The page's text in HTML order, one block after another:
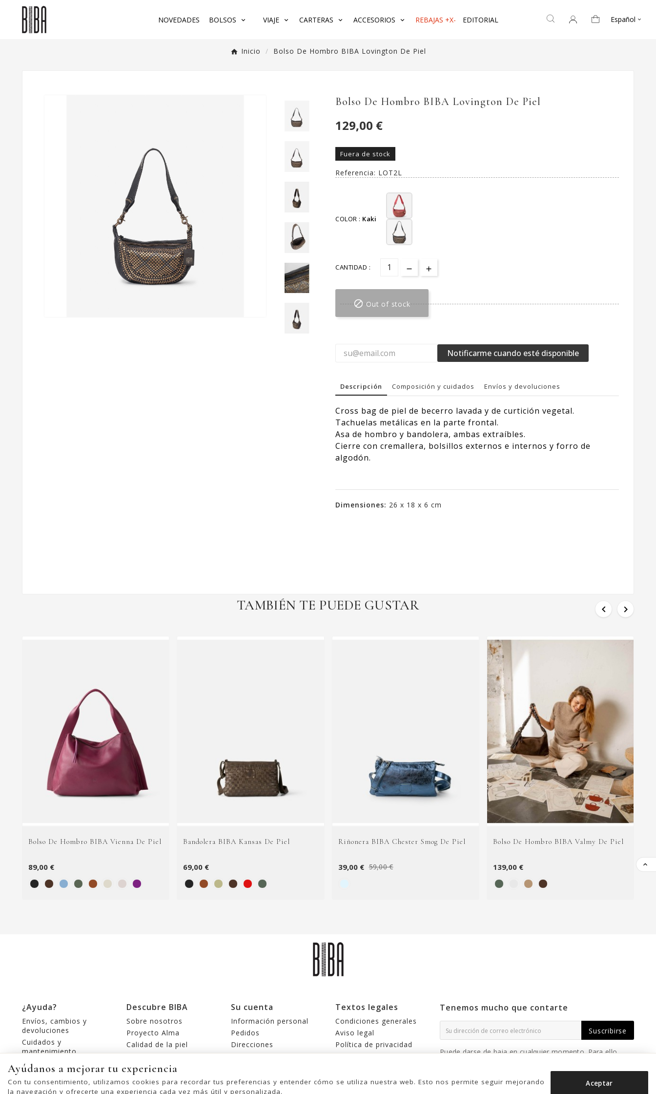
NOVEDADES BOLSOS VIAJE CARTERAS ACCESORIOS REBAJAS +X- EDITORIAL Español 
Inicio Bolso De Hombro BIBA Lovington De Piel
Bolso De Hombro BIBA Lovington De Piel
129,00 €
Fuera de stock
Referencia: LOT2L
COLOR : Kaki
CANTIDAD :
 Out of stock
Notificarme cuando esté disponible
Descripción Composición y cuidados Envíos y devoluciones
Cross bag de piel de becerro lavada y de curtición vegetal.
Tachuelas metálicas en la parte frontal.
Asa de hombro y bandolera, ambas extraíbles.
Cierre con cremallera, bolsillos externos e internos y forro de
algodón.
Dimensiones: 26 x 18 x 6 cm
TAMBIÉN TE PUEDE GUSTAR  
Bolso De Hombro BIBA Vienna De Piel
89,00 €
Bandolera BIBA Kansas De Piel
69,00 €
Riñonera BIBA Chester Smog De Piel
39,00 € 59,00 €
Bolso De Hombro BIBA Valmy De Piel
139,00 €
¿Ayuda?
Envíos, cambios y
devoluciones
Cuidados y
mantenimiento
Contacte con nosotros
Descubre BIBA
Sobre nosotros
Proyecto Alma
Calidad de la piel
Tiendas
Editorial
Su cuenta
Información personal
Pedidos
Direcciones
Cupones de descuento
Textos legales
Condiciones generales
Aviso legal
Política de privacidad
Política de cookies
Tenemos mucho que contarte
Suscribirse
Puede darse de baja en cualquier momento. Para ello,
Ayúdanos a mejorar tu experiencia
Con tu consentimiento, utilizamos cookies para recordar tus preferencias y entender cómo se utiliza nuestra web. Esto nos permite seguir mejorando
la navegación y ofrecerte una experiencia cada vez más útil y personalizada.
Aceptar
